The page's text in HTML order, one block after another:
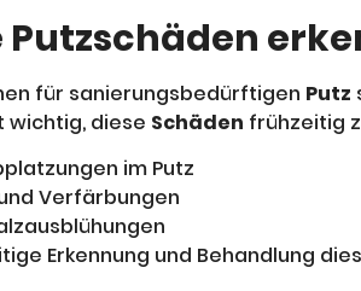
Putzschäden
für sanierungsbedürftigen Putz
wichtig, diese Schäden frühzeitig
im Putz
Verfärbungen
Erkennung und Behandlung